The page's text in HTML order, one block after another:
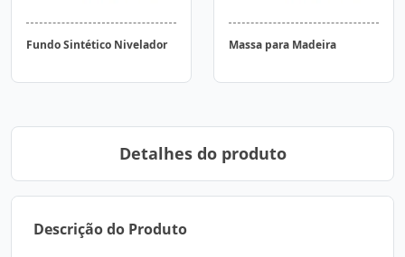
Fundo Sintético Nivelador Massa para Madeira
Detalhes do produto
Descrição do Produto